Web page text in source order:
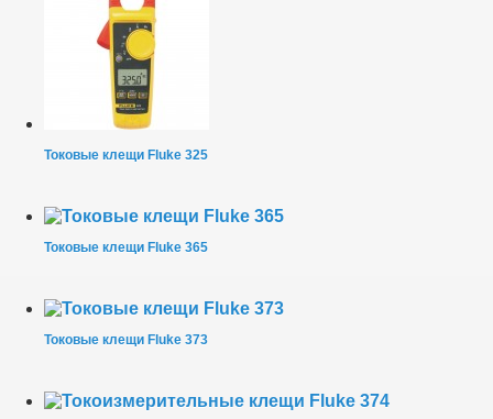
Токовые клещи Fluke 325
Токовые клещи Fluke 365
Токовые клещи Fluke 373